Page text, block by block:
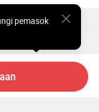
pemasok
Produk Panas Grosir
Privasi
Hubungi
All Rights Reserved